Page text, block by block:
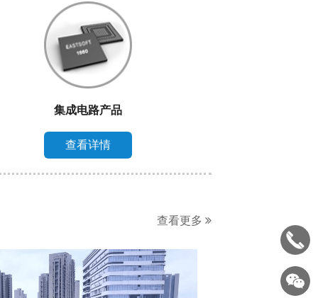
集成电路产品
查看详情
查看更多